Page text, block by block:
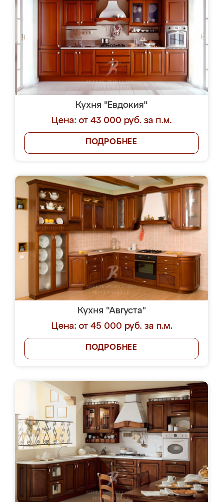
Кухня "Евдокия"
Цена: от 43 000 руб. за п.м.
ПОДРОБНЕЕ
Кухня "Августа"
Цена: от 45 000 руб. за п.м.
ПОДРОБНЕЕ